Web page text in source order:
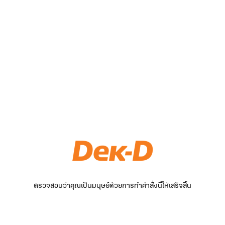
ตรวจสอบว่าคุณเป็นมนุษย์ด้วยการทำคำสั่งนี้ให้เสร็จสิ้น